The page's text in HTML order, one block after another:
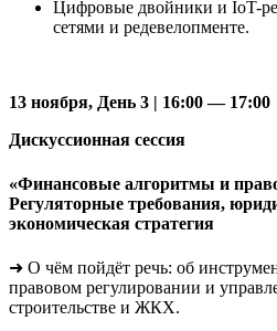
Цифровые двойники и IoT-
сетями и редевелопменте.
13 ноября, День 3 | 16:00 — 17:00
Дискуссионная сессия
«Финансовые алгоритмы и
Регуляторные требования,
экономическая стратегия
➜ О чём пойдёт речь: об
правовом регулировании и
строительстве и ЖКХ.